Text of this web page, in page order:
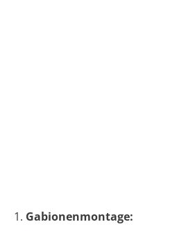
1. Gabionenmontage: